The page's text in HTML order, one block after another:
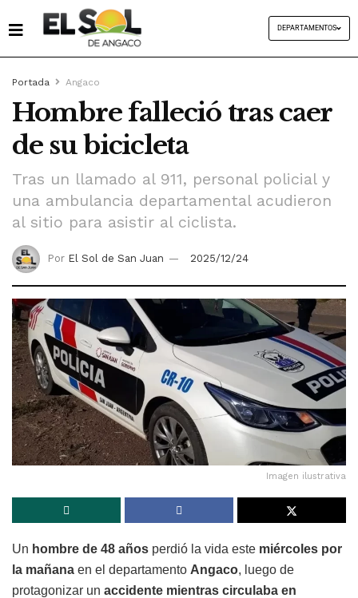
DEPARTAMENTOS
Portada Angaco
Hombre falleció tras caer
de su bicicleta
Tras un llamado al 911, personal policial y
una ambulancia departamental acudieron
al sitio para asistir al ciclista.
Por El Sol de San Juan 2025/12/24
Imagen ilustrativa
Un hombre de 48 años perdió la vida este miércoles por
la mañana en el departamento Angaco, luego de
protagonizar un accidente mientras circulaba en